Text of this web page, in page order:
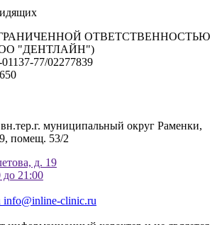
ОТВЕТСТВЕННОСТЬЮ
"ДЕНТЛАЙН")
77/02277839
муниципальный округ Раменки,
помещ. 53/2
д. 19
21:00
info@inline-clinic.ru